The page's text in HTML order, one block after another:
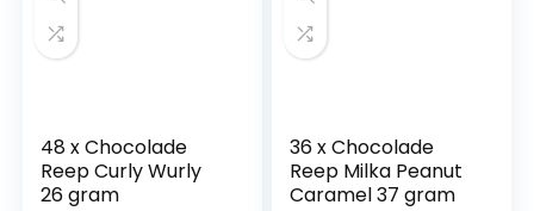
48 x Chocolade
Reep Curly Wurly
26 gram
36 x Chocolade
Reep Milka Peanut
Caramel 37 gram